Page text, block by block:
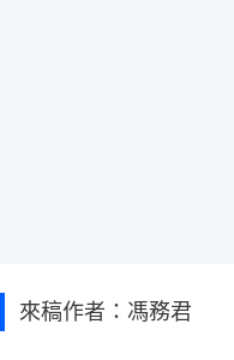
來稿作者：馮務君